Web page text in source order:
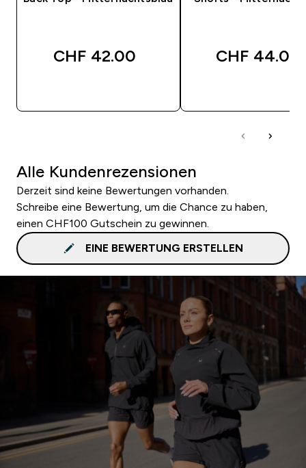
CHF 42.00‎ CHF 44.00‎
Alle Kundenrezensionen
Derzeit sind keine Bewertungen vorhanden.
Schreibe eine Bewertung, um die Chance zu haben,
einen CHF100 Gutschein zu gewinnen.
EINE BEWERTUNG ERSTELLEN